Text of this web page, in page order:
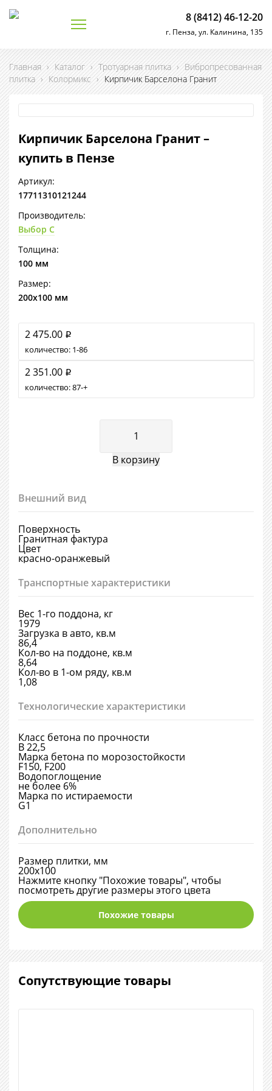
8 (8412) 46-12-20
г. Пенза, ул. Калинина, 135
Главная › Каталог › Тротуарная плитка › Вибропресованная
плитка › Колормикс › Кирпичик Барселона Гранит
Кирпичик Барселона Гранит –
купить в Пензе
Артикул:
17711310121244
Производитель:
Выбор С
Толщина:
100 мм
Размер:
200х100 мм
2 475.00 i
количество: 1 86
2 351.00 i
количество:87 +
Внешний вид
Поверхность
Гранитная фактура
Цвет
красно-оранжевый
Транспортные характеристики
Вес 1-го поддона, кг
1979
Загрузка в авто, кв.м
86,4
Кол-во на поддоне, кв.м
8,64
Кол-во в 1-ом ряду, кв.м
1,08
Технологические характеристики
Класс бетона по прочности
В 22,5
Марка бетона по морозостойкости
F150, F200
Водопоглощение
не более 6%
Марка по истираемости
G1
Дополнительно
Размер плитки, мм
200х100
Нажмите кнопку "Похожие товары", чтобы
посмотреть другие размеры этого цвета
Похожие товары
Сопутствующие товары